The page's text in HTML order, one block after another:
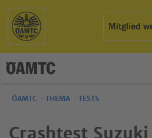
Mitglied
ÖAMTC THEMA TESTS
Crashtest